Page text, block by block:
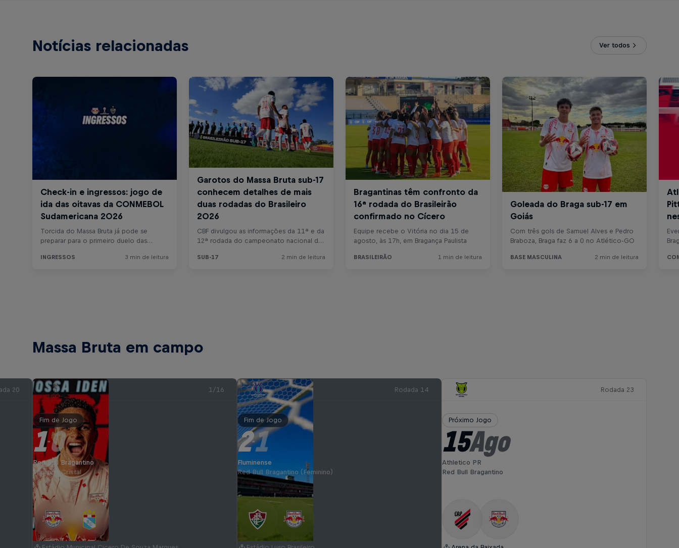
Notícias relacionadas Ver todos
Massa Bruta em campo
20 1/16
Fim de Jogo
1-0
Red Bull Bragantino
Sporting Cristal
Rodada 14
Fim de Jogo
2-1
Fluminense
Red Bull Bragantino (Feminino)
Rodada 23
Próximo Jogo
15Ago
Athletico PR
Red Bull Bragantino